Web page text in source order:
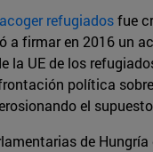
refugiadosfue
firmar en 2016 un
la UE de los
política
el
de